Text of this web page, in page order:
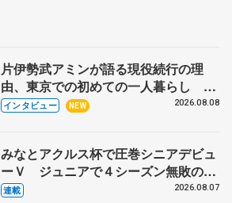
片伊勢武アミンが語る現役続行の理
由、東京での初めての一人暮らし 注
目スケーターの「今」に迫る
インタビュー NEW 2026.08.08
みなとアクルス杯で圧巻シニアデビュ
ーＶ ジュニアで４シーズン無敗の島
田麻央
連載 2026.08.07